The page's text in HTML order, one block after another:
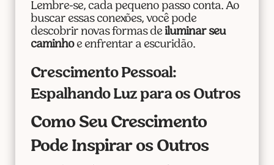
Lembre-se, cada pequeno passo conta. Ao
buscar essas conexões, você pode
descobrir novas formas de iluminar seu
caminhoe enfrentar a escuridão.
Crescimento Pessoal:
Espalhando Luz para os Outros
Como Seu Crescimento
Pode Inspirar os Outros